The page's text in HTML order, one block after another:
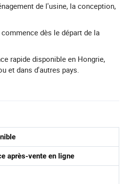
de l'usine, la conception,
dès le départ de la
rapide disponible en Hongrie,
et dans d'autres pays.
après-vente en ligne